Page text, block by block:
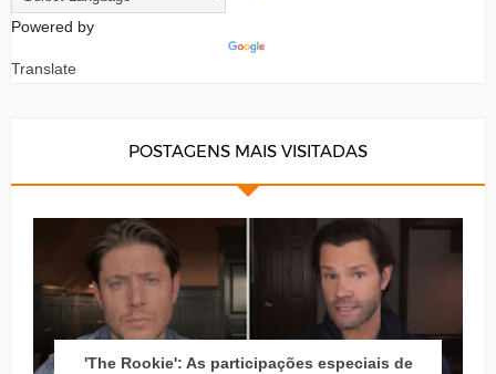
Powered by
Translate
POSTAGENS MAIS VISITADAS
'The Rookie': As participações especiais de